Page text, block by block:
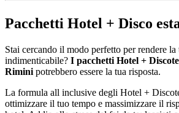
Pacchetti Hotel + Disco
Stai cercando il modo perfetto per rendere la
indimenticabile? I pacchetti Hotel +
Rimini potrebbero essere la tua risposta.
La formula all inclusive degli Hotel +
ottimizzare il tuo tempo e massimizzare il